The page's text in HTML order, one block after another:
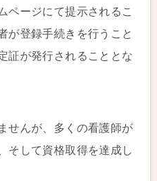
ページにて提示されるこ
が登録手続きを行うこと
証が発行されることとな
せんが、多くの看護師が
そして資格取得を達成し